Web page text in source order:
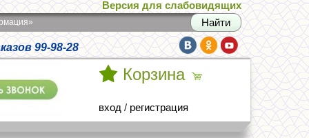
Версия для слабовидящих
99-98-28
Корзина
вход / регистрация